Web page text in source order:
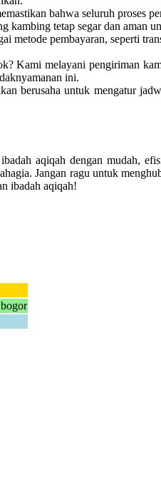
bahwa seluruh proses
kambing tetap segar dan aman
metode pembayaran, seperti
Kami melayani pengiriman
ini.
berusaha untuk mengatur
aqiqah dengan mudah,
Jangan ragu untuk
ibadah aqiqah!